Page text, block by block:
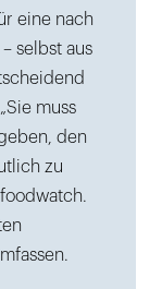
eine nach
selbst aus
muss
den
zu